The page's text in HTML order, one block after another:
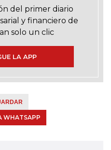
del primer diario
y financiero de
solo un clic
LA APP
WHATSAPP